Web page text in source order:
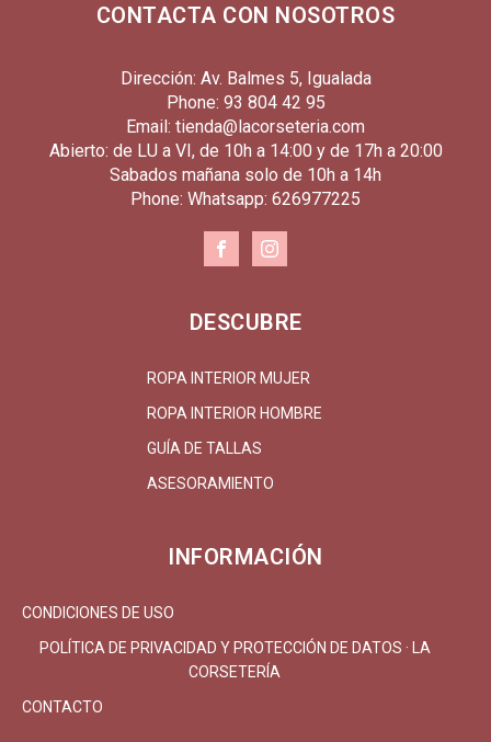
CONTACTA CON NOSOTROS
Dirección: Av. Balmes 5, Igualada
Phone: 93 804 42 95
Email: tienda@lacorseteria.com
Abierto: de LU a VI, de 10h a 14:00 y de 17h a 20:00
Sabados mañana solo de 10h a 14h
Phone: Whatsapp: 626977225
DESCUBRE
ROPA INTERIOR MUJER
ROPA INTERIOR HOMBRE
GUÍA DE TALLAS
ASESORAMIENTO
INFORMACIÓN
CONDICIONES DE USO
POLÍTICA DE PRIVACIDAD Y PROTECCIÓN DE DATOS · LA
CORSETERÍA
CONTACTO